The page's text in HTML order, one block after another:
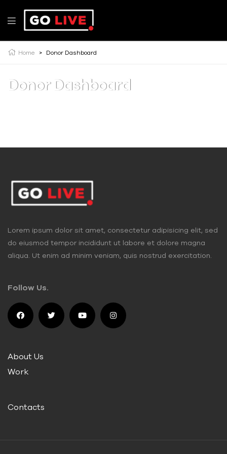
Home > Donor Dashboard
Donor Dashboard
Lorem ipsum dolor sit amet, consectetur adipisicing elit, sed
do eiusmod tempor incididunt ut labore et dolore magna
aliqua. Ut enim ad minim veniam, quis nostrud exercitation.
About Us
Work
Contacts
Follow Us.